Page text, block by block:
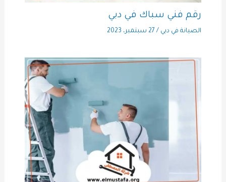
رقم فني سباك في دبي
الصيانة في دبي / 27 سبتمبر، 2023